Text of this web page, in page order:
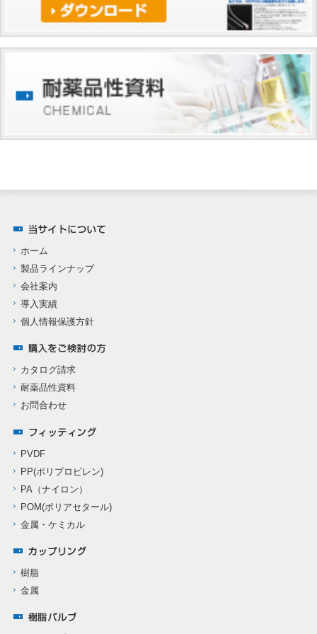
ホーム
製品ラインナップ
会社案内
導入実績
個人情報保護方針
カタログ請求
耐薬品性資料
お問合わせ
PVDF
PP(ポリプロピレン)
PA（ナイロン）
POM(ポリアセタール)
金属・ケミカル
樹脂
金属